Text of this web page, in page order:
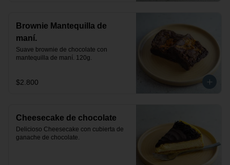
Brownie Mantequilla de
maní.
Suave brownie de chocolate con
mantequilla de maní. 120g.
$2.800
Cheesecake de chocolate
Delicioso Cheesecake con cubierta de
ganache de chocolate.